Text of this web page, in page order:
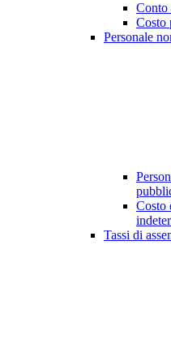
Conto
Costo
Personale
Costo
Tassi di